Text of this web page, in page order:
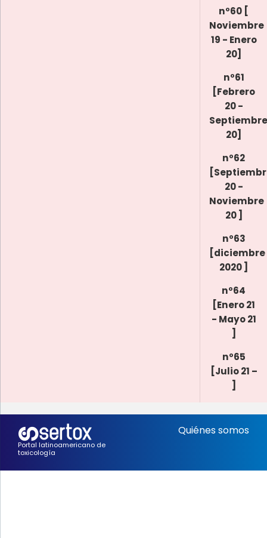
nº60 [
Noviembre
19 - Enero
20]
nº61
[Febrero
20 -
Septiembre
20]
nº62
20 -
Noviembre
20 ]
nº63
[diciembre
2020 ]
nº64
[Enero 21
- Mayo 21
]
nº65
[Julio 21 –
]
Portal latinoamericano de
toxicología
Quiénes somos